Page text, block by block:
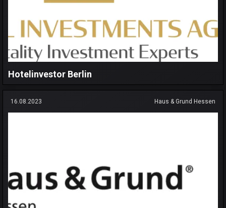
Hotelinvestor Berlin
16.08.2023 Haus & Grund Hessen